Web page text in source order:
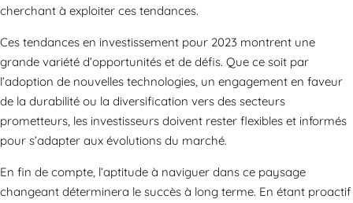
cherchant à exploiter ces tendances.
Ces tendances en investissement pour 2023 montrent une
grande variété d’opportunités et de défis. Que ce soit par
l’adoption de nouvelles technologies, un engagement en faveur
de la durabilité ou la diversification vers des secteurs
prometteurs, les investisseurs doivent rester flexibles et informés
pour s’adapter aux évolutions du marché.
En fin de compte, l’aptitude à naviguer dans ce paysage
changeant déterminera le succès à long terme. En étant proactif